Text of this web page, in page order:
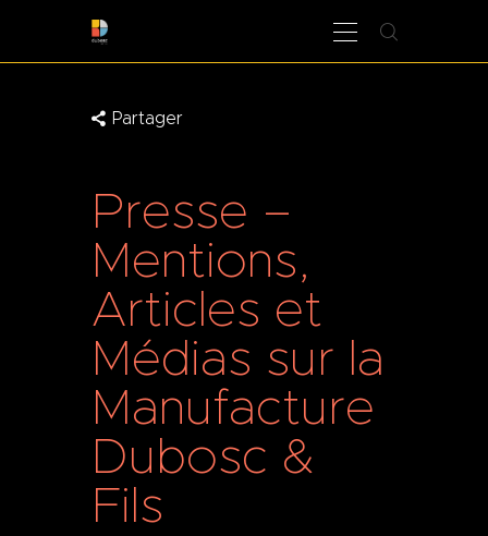
Partager
Presse –
Mentions,
Articles et
Médias sur la
Manufacture
Dubosc &
Fils
PROFESSIONNELS
CONTACT